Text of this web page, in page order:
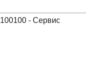
100100 - Сервис